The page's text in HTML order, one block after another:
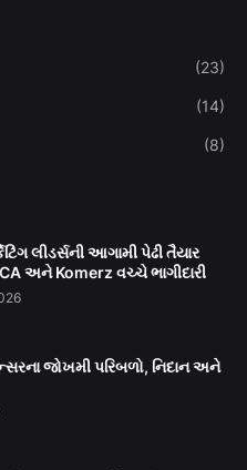
(23)
(14)
(8)
લીડર્સની આગામી પેઢી તૈયાર
અને Komerz વચ્ચે ભાગીદારી
જોખમી પરિબળો, નિદાન અને